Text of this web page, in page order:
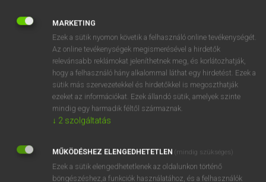
DÍJMENTES ANGOL SZÓTÁR
aggravated
aggravating
aggravation
aggregation
aggression
MARKETING
Ezek a sütik nyomon követik a felhasználó online tevékenységét.
Az online tevékenységek megismerésével a hirdetők
relevánsabb reklámokat jeleníthetnek meg, és korlátozhatják,
hogy a felhasználó hány alkalommal láthat egy hirdetést. Ezek a
sütik más szervezetekkel és hirdetőkkel is megoszthatják
ezeket az információkat. Ezek állandó sütik, amelyek szinte
mindig egy harmadik féltől származnak.
↓ 2 szolgáltatás
MŰKÖDÉSHEZ ELENGEDHETETLEN (mindig szükséges)
Ezek a sütik elengedhetetlenek az oldalunkon történő
böngészéshez,a funkciók használatához, és a felhasználók